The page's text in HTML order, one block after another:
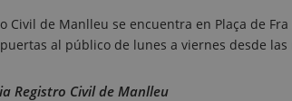
Civil de Manlleu se encuentra en Plaça de
al público de lunes a viernes desde
Registro Civil de Manlleu